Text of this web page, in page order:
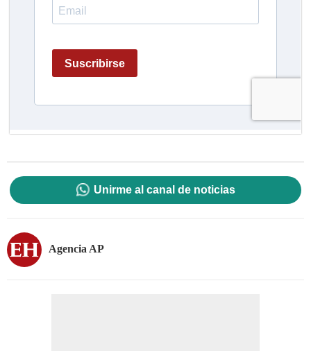
Unirme al canal de noticias
Agencia AP